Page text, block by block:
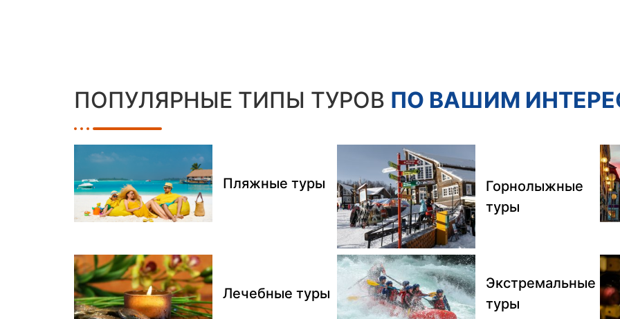
ПОПУЛЯРНЫЕ ТИПЫ ТУРОВ ПО ВАШИМ
Пляжные туры
Горнолыжные
туры
Лечебные туры
Экстремальные
туры